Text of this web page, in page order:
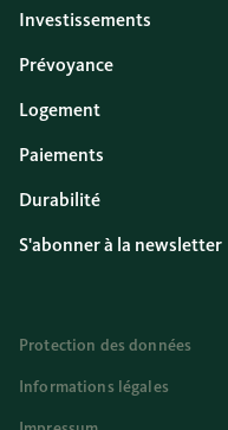
Investissements
Prévoyance
Logement
Paiements
Durabilité
S'abonner à la newsletter
Protection des données
Informations légales